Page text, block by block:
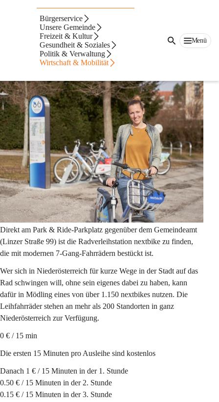
Bürgerservice
Unsere Gemeinde
Freizeit & Kultur
Gesundheit & Soziales
Politik & Verwaltung
Wirtschaft & Mobilität
Menü
Radverleih
NEXTBIKE
Beschreibung
NEXTBIKE - Dein Leihfahrrad für unterwegs
Direkt am Park & Ride-Parkplatz gegenüber dem Gemeindeamt
(Linzer Straße 99) ist die Radverleihstation nextbike zu finden,
die mit modernen 7-Gang-Fahrrädern bestückt ist.
Wer sich in Niederösterreich für kurze Wege in der Stadt auf das
Rad schwingen will, ohne sein eigenes dabei zu haben, kann
dafür in Mödling eines von über 1.150 nextbikes nutzen. Die
Leihfahrräder stehen an mehr als 200 Standorten in ganz
Niederösterreich zur Verfügung.
0 € / 15 min
Die ersten 15 Minuten pro Ausleihe sind kostenlos
Danach 1 € / 15 Minuten in der 1. Stunde
0.50 € / 15 Minuten in der 2. Stunde
0.15 € / 15 Minuten in der 3. Stunde